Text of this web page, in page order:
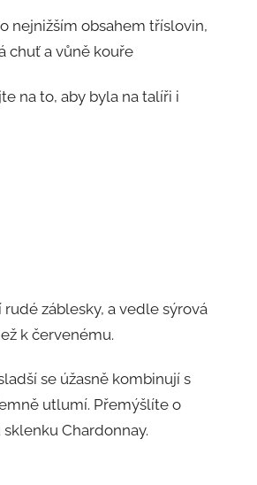
nejnižším obsahem tříslovin,
chuť a vůně kouře
na to, aby byla na talíři i
záblesky, a vedle sýrová
k červenému.
se úžasně kombinují s
utlumí. Přemýšlíte o
Chardonnay.